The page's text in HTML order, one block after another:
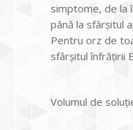
simptome, de la
până la sfârşitul
Pentru orz de
sfârşitul înfrăţirii
Volumul de